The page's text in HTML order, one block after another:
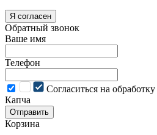
Я согласен
Обратный звонок
Ваше имя
Телефон
Cогласиться на обработку
Капча
Отправить
Корзина